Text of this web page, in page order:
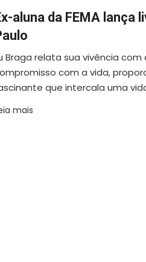
aluna da FEMA lança
Braga relata sua vivência com
com a vida,
que intercala uma
mais